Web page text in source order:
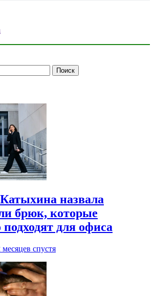
назвала
брюк, которые
подходят для офиса
месяцев спустя